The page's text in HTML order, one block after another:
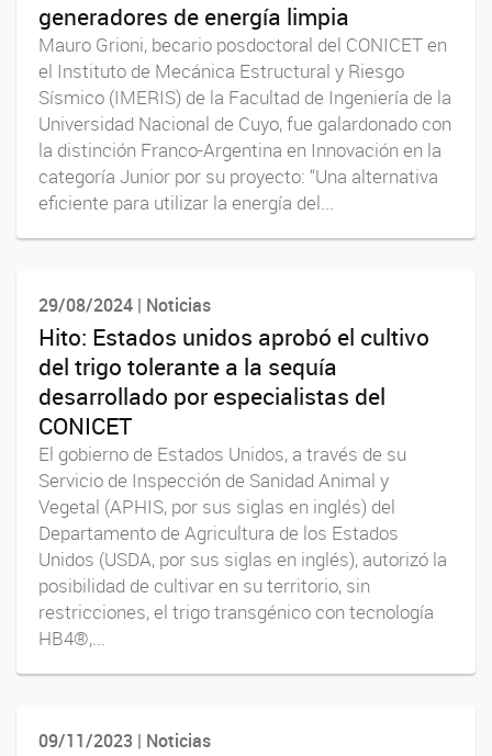
generadores de energía limpia
Mauro Grioni, becario posdoctoral del CONICET en
el Instituto de Mecánica Estructural y Riesgo
Sísmico (IMERIS) de la Facultad de Ingeniería de la
Universidad Nacional de Cuyo, fue galardonado con
la distinción Franco-Argentina en Innovación en la
categoría Junior por su proyecto: “Una alternativa
eficiente para utilizar la energía del...
29/08/2024 | Noticias
Hito: Estados unidos aprobó el cultivo
del trigo tolerante a la sequía
desarrollado por especialistas del
CONICET
El gobierno de Estados Unidos, a través de su
Servicio de Inspección de Sanidad Animal y
Vegetal (APHIS, por sus siglas en inglés) del
Departamento de Agricultura de los Estados
Unidos (USDA, por sus siglas en inglés), autorizó la
posibilidad de cultivar en su territorio, sin
restricciones, el trigo transgénico con tecnología
HB4®,...
09/11/2023 | Noticias